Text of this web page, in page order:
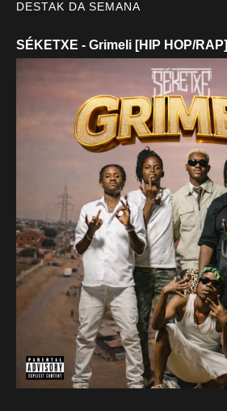
DESTAK DA SEMANA
SÉKETXE - Grimeli [HIP HOP/RAP]